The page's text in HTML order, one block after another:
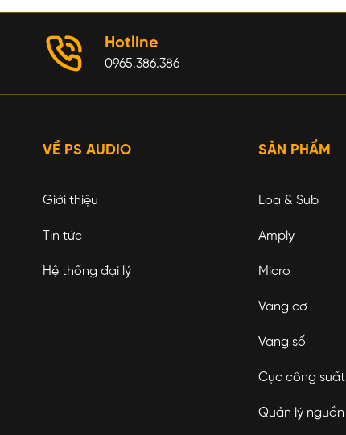
Hotline
0965.386.386
VỀ PS AUDIO
Giới thiệu
Tin tức
Hệ thống đại lý
SẢN PHẨM
Loa & Sub
Amply
Micro
Vang cơ
Vang số
Cục công suất
Quản lý nguồn